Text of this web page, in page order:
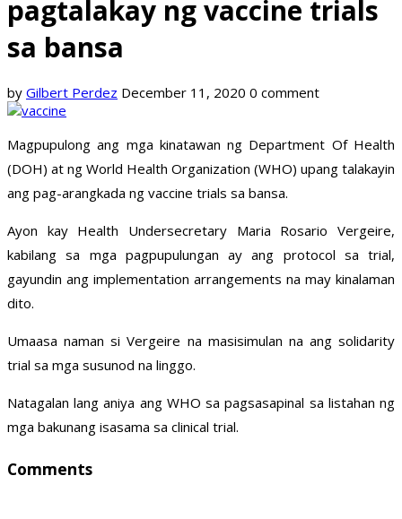
pagtalakay ng vaccine trials
sa bansa
by Gilbert Perdez December 11, 2020 0 comment
Magpupulong ang mga kinatawan ng Department Of Health
(DOH) at ng World Health Organization (WHO) upang talakayin
ang pag-arangkada ng vaccine trials sa bansa.
Ayon kay Health Undersecretary Maria Rosario Vergeire,
kabilang sa mga pagpupulungan ay ang protocol sa trial,
gayundin ang implementation arrangements na may kinalaman
dito.
Umaasa naman si Vergeire na masisimulan na ang solidarity
trial sa mga susunod na linggo.
Natagalan lang aniya ang WHO sa pagsasapinal sa listahan ng
mga bakunang isasama sa clinical trial.
Comments